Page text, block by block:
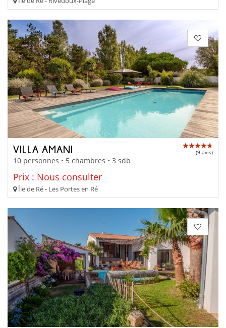
VILLA AMANI (9 avis)
10 personnes • 5 chambres • 3 sdb
Prix : Nous consulter
Île de Ré - Les Portes en Ré